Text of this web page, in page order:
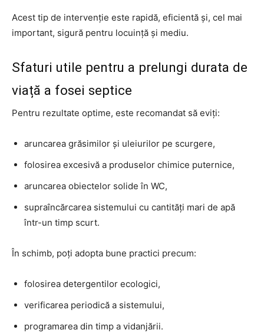
Acest tip de intervenție este rapidă, eficientă și, cel mai
important, sigură pentru locuință și mediu.
Sfaturi utile pentru a prelungi durata de
viață a fosei septice
Pentru rezultate optime, este recomandat să eviți:
aruncarea grăsimilor și uleiurilor pe scurgere,
folosirea excesivă a produselor chimice puternice,
aruncarea obiectelor solide în WC,
supraîncărcarea sistemului cu cantități mari de apă
într-un timp scurt.
În schimb, poți adopta bune practici precum:
folosirea detergentilor ecologici,
verificarea periodică a sistemului,
programarea din timp a vidanjării.